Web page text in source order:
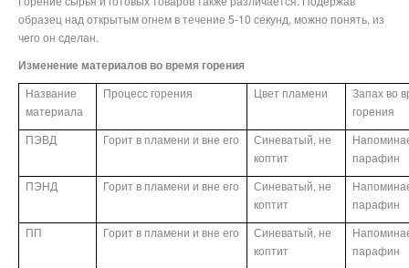
образец над открытым огнем в течение 5-10 секунд, можно понять, из
чего он сделан.
Изменение материалов во время горения
Название
материала
Процесс горения Цвет пламени
Запах во
горения
ПЭВД
Горит в пламени и вне его
Синеватый, не
коптит
парафин
ПЭНД
Горит в пламени и вне его
Синеватый, не
коптит
парафин
ПП
Горит в пламени и вне его
Синеватый, не
коптит
парафин